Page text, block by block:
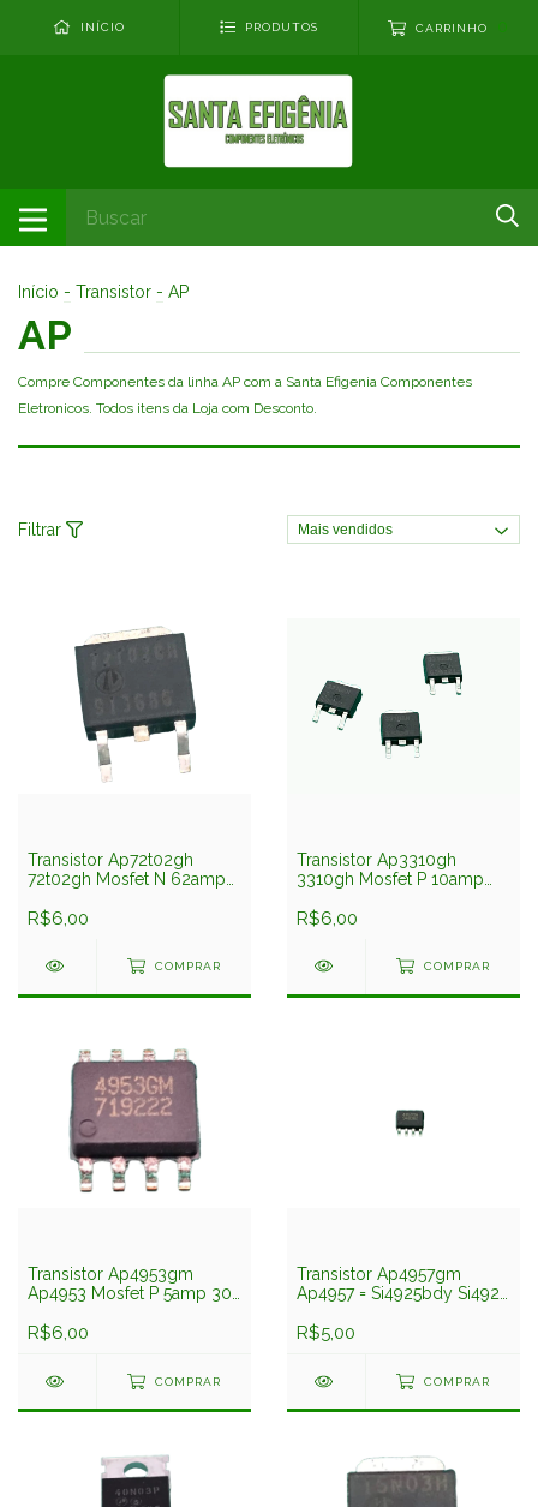
INÍCIO PRODUTOS CARRINHO
Início - Transistor - AP
AP
Compre Componentes da linha AP com a Santa Efigenia Componentes
Eletronicos. Todos itens da Loja com Desconto.
Filtrar
Transistor Ap72t02gh
72t02gh Mosfet N 62amp
Advanced
R$6,00
COMPRAR
Transistor Ap3310gh
3310gh Mosfet P 10amp
Advanced
R$6,00
COMPRAR
Transistor Ap4953gm
Ap4953 Mosfet P 5amp 30v
R$6,00
COMPRAR
Transistor Ap4957gm
Ap4957 = Si4925bdy Si4925
Smd Advanced
R$5,00
COMPRAR